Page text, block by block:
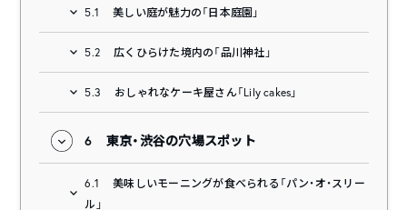
5.1 美しい庭が魅力の「日本庭園」
5.2 広くひらけた境内の「品川神社」
5.3 おしゃれなケーキ屋さん「Lily cakes」
6 東京・渋谷の穴場スポット
6.1
美味しいモーニングが食べられる「パン・オ・スリー
ル」